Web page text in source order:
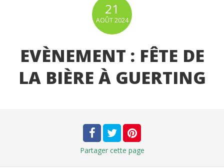
21
AOÛT2024
EVÈNEMENT : FÊTE DE
LA BIÈRE À GUERTING
Partager cette page